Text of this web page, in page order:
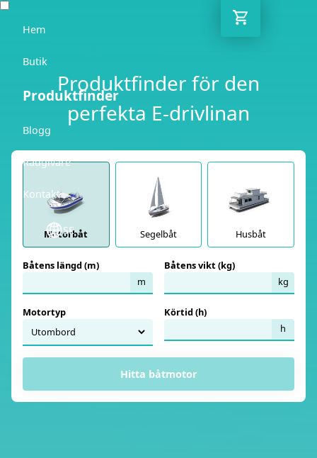
Hem
Butik
Produktfinder
Blogg
Rådgivare
Kontakt
SE
Produktfinder för den
perfekta E-drivlinan
Motorbåt Segelbåt Husbåt
Båtens längd (m)
m
Båtens vikt (kg)
kg
Motortyp
Körtid (h)
h
Hitta båtmotor